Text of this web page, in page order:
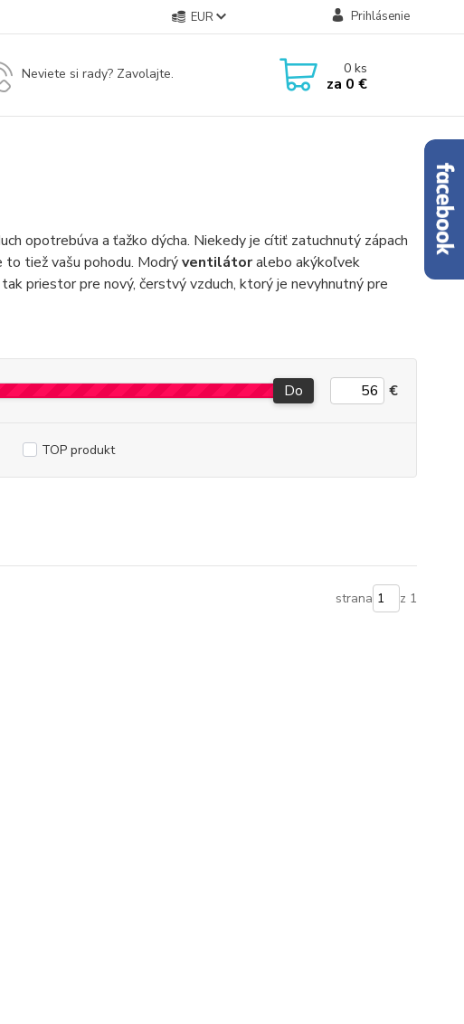
EUR Prihlásenie
Neviete si rady? Zavolajte. 0ks
za 0 €
opotrebúva a ťažko dýcha. Niekedy je cítiť zatuchnutý zápach
to tiež vašu pohodu. Modrýventilátoralebo akýkoľvek
priestor pre nový, čerstvý vzduch, ktorý je nevyhnutný pre
Do €
TOP produkt
strana z 1